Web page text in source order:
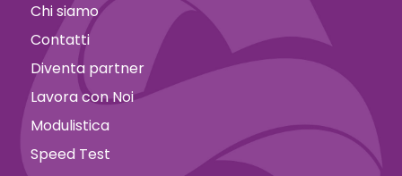
Chi siamo
Contatti
Diventa partner
Lavora con Noi
Modulistica
Speed Test